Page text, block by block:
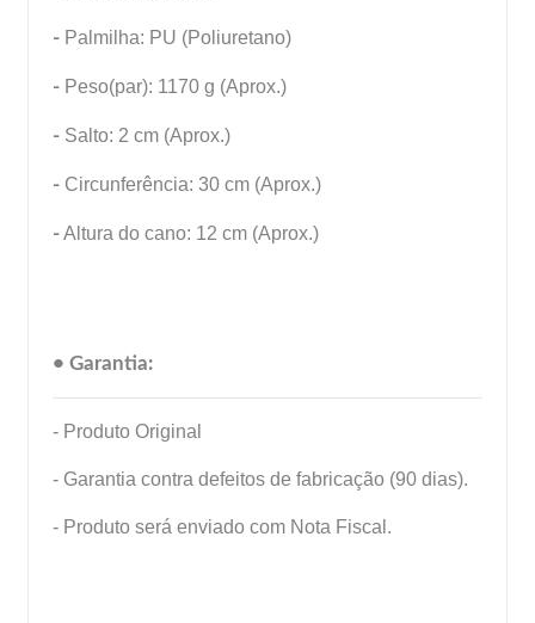
- Palmilha: PU (Poliuretano)
- Peso(par): 1170 g (Aprox.)
- Salto: 2 cm (Aprox.)
- Circunferência: 30 cm (Aprox.)
-Altura do cano: 12 cm (Aprox.)
• Garantia:
- Produto Original
- Garantia contra defeitos de fabricação (90 dias).
- Produto será enviado com Nota Fiscal.